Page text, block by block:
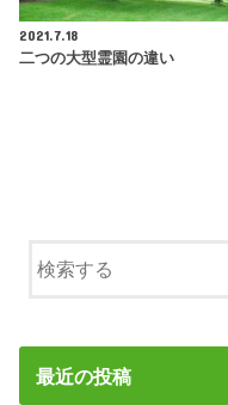
2021.7.18
二つの大型霊園の違い
最近の投稿